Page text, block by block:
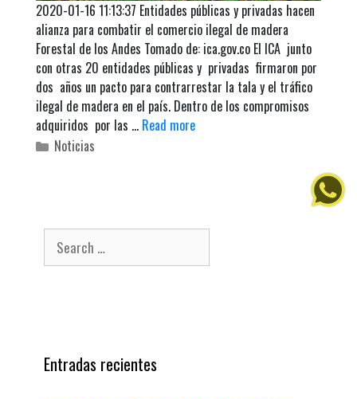
2020-01-16 11:13:37 Entidades públicas y privadas hacen
alianza para combatir el comercio ilegal de madera
Forestal de los Andes Tomado de: ica.gov.co El ICA junto
con otras 20 entidades públicas y privadas firmaron por
dos años un pacto para contrarrestar la tala y el tráfico
ilegal de madera en el país. Dentro de los compromisos
adquiridos por las … Read more
C
o
r
Noticias
f
Entradas recientes